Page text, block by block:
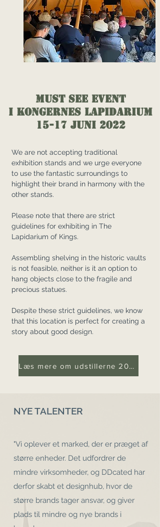
MUST SEE Event
I KONGERNES LAPIDARIUM
15-17 juni 2022
We are not accepting traditional
exhibition stands and we urge everyone
to use the fantastic surroundings to
highlight their brand in harmony with the
other stands.
Please note that there are strict
guidelines for exhibiting in The
Lapidarium of Kings.
Assembling shelving in the historic vaults
is not feasible, neither is it an option to
hang objects close to the fragile and
precious statues.
Despite these strict guidelines, we know
that this location is perfect for creating a
story about good design.
Læs mere om udstillerne 2021
NYE TALENTER
"Vi oplever et marked, der er præget af
større enheder. Det udfordrer de
mindre virksomheder, og DDcated har
derfor skabt et designhub, hvor de
større brands tager ansvar, og giver
plads til mindre og nye brands i